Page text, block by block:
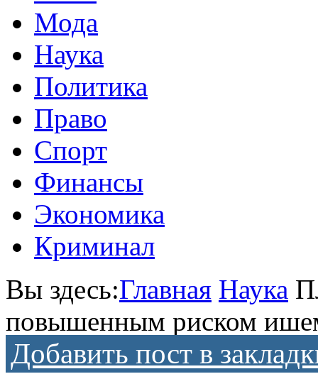
Мода
Наука
Политика
Право
Спорт
Финансы
Экономика
Криминал
Вы здесь:Главная Наука
повышенным риском
Добавить пост в